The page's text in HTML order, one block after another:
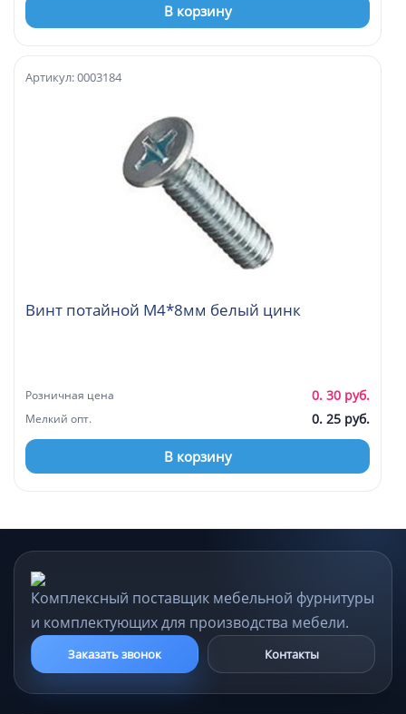
В корзину
Винт потайной М4*8мм белый цинк
Артикул: 0003184
Розничная цена 0. 30 руб.
Мелкий опт. 0. 25 руб.
В корзину
Комплексный поставщик мебельной фурнитуры
и комплектующих для производства мебели.
Заказать звонок Контакты